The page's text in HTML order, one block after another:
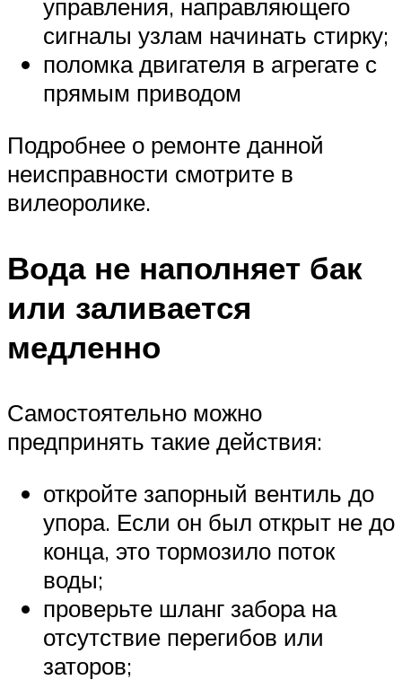
управления, направляющего
сигналы узлам начинать стирку;
поломка двигателя в агрегате с
прямым приводом
Подробнее о ремонте данной
неисправности смотрите в
вилеоролике.
Вода не наполняет бак
или заливается
медленно
Самостоятельно можно
предпринять такие действия:
откройте запорный вентиль до
упора. Если он был открыт не до
конца, это тормозило поток
воды;
проверьте шланг забора на
отсутствие перегибов или
заторов;